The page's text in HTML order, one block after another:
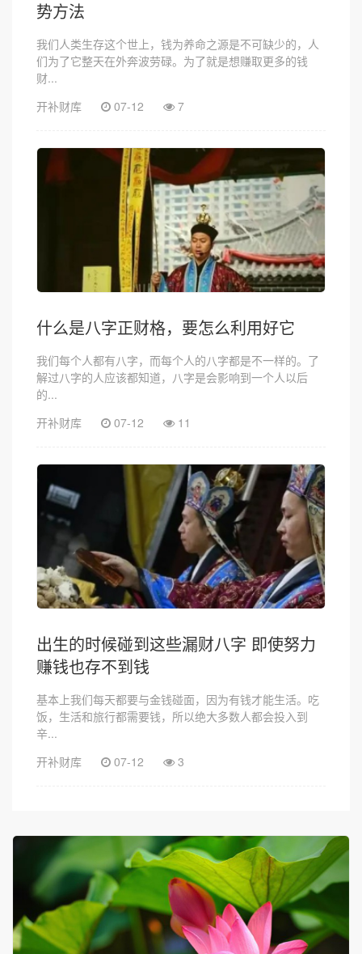
势方法
我们人类生存这个世上，钱为养命之源是不可缺少的，人
们为了它整天在外奔波劳碌。为了就是想赚取更多的钱
财...
开补财库
07-12 7
什么是八字正财格，要怎么利用好它
我们每个人都有八字，而每个人的八字都是不一样的。了
解过八字的人应该都知道，八字是会影响到一个人以后
的...
开补财库
07-12 11
出生的时候碰到这些漏财八字 即使努力
赚钱也存不到钱
基本上我们每天都要与金钱碰面，因为有钱才能生活。吃
饭，生活和旅行都需要钱，所以绝大多数人都会投入到
辛...
开补财库
07-12 3